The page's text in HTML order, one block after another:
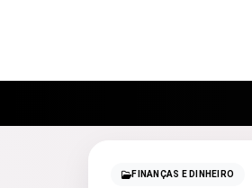
FINANÇAS E DINHEIRO